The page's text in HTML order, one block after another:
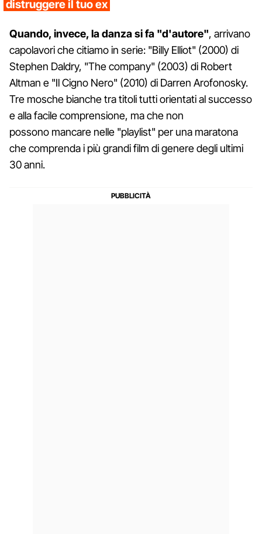
distruggere il tuo ex
Quando, invece, la danza si fa "d'autore", arrivano
capolavori che citiamo in serie: "Billy Elliot" (2000) di
Stephen Daldry, "The company" (2003) di Robert
Altman e "Il Cigno Nero" (2010) di Darren Arofonosky.
Tre mosche bianche tra titoli tutti orientati al successo
e alla facile comprensione, ma che non
possono mancare nelle "playlist" per una maratona
che comprenda i più grandi film di genere degli ultimi
30 anni.